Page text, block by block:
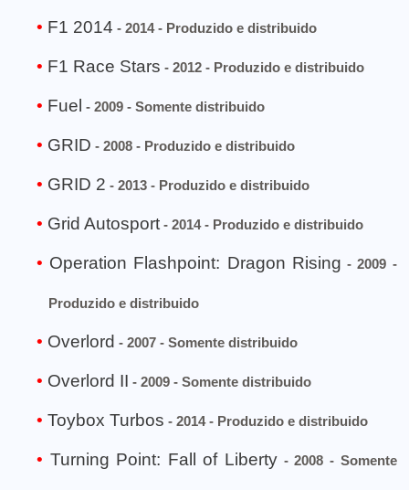
F1 2014 - 2014 - Produzido e distribuido
F1 Race Stars - 2012 - Produzido e distribuido
Fuel - 2009 - Somente distribuido
GRID - 2008 - Produzido e distribuido
GRID 2 - 2013 - Produzido e distribuido
Grid Autosport - 2014 - Produzido e distribuido
Operation Flashpoint: Dragon Rising - 2009 -
Produzido e distribuido
Overlord - 2007 - Somente distribuido
Overlord II - 2009 - Somente distribuido
Toybox Turbos - 2014 - Produzido e distribuido
Turning Point: Fall of Liberty - 2008 - Somente